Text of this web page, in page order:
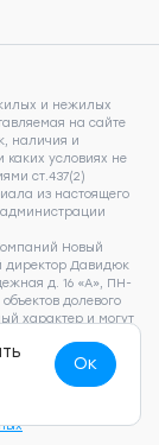
и нежилых
на сайте
наличия и
условиях не
ст.437(2)
из настоящего
администрации
Новый
директор Давидюк
д. 16 «А», ПН-
долевого
характер и могут
о наличии и
по
данных
Ок